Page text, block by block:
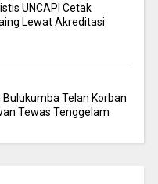
UNCAPI Cetak
Lewat Akreditasi
Telan Korban
Tewas Tenggelam